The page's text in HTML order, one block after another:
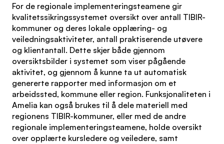
For de regionale implementeringsteamene gir
kvalitetssikringssystemet oversikt over antall TIBIR-
kommuner og deres lokale opplæring- og
veiledningsaktiviteter, antall praktiserende utøvere
og klientantall. Dette skjer både gjennom
oversiktsbilder i systemet som viser pågående
aktivitet, og gjennom å kunne ta ut automatisk
genererte rapporter med informasjon om et
arbeidssted, kommune eller region. Funksjonaliteten i
Amelia kan også brukes til å dele materiell med
regionens TIBIR-kommuner, eller med de andre
regionale implementeringsteamene, holde oversikt
over opplærte kursledere og veiledere, samt